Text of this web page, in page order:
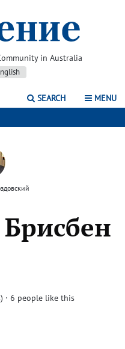
in Australia
SEARCH MENU
· 6 people like this